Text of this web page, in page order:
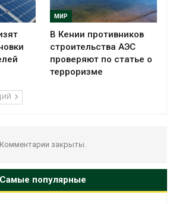
МИР
В Кении противников
строительства АЭС
проверяют по статье о
терроризме
Комментарии закрыты.
Самые популярные